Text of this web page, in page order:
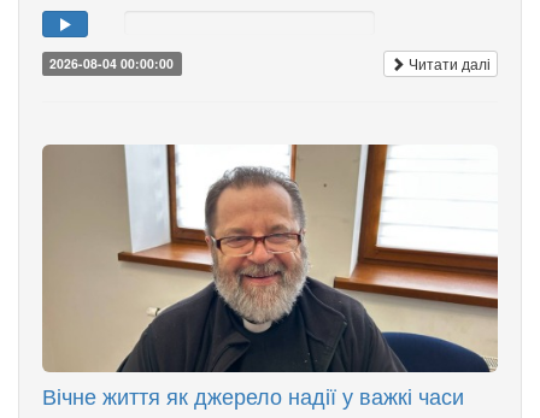
2026-08-04 00:00:00 Читати далі
Вічне життя як джерело надії у важкі часи